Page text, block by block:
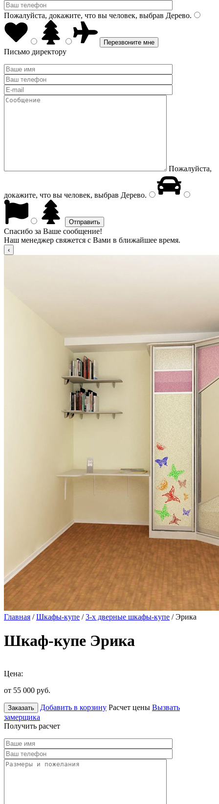
Пожалуйста, докажите, что вы человек, выбрав Дерево.
Письмо директору
Пожалуйста,
докажите, что вы человек, выбрав Дерево.
Спасибо за Ваше сообщение!
Наш менеджер свяжется с Вами в ближайшее время.
Главная /Шкафы-купе /3-х дверные шкафы-купе / Эрика
Шкаф-купе Эрика
Цена:
от 55 000 руб.
Заказать Добавить в корзину Расчет цены Вызвать
замерщика
Получить расчет